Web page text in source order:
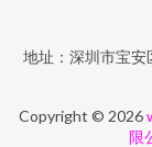
地址：深圳市宝安
Copyright © 2026
限